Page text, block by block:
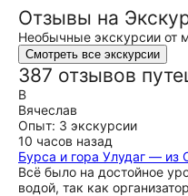
Отзывы на
Необычные экскурсии от
Смотреть все экскурсии
387 отзывов
В
Вячеслав
Опыт: 3 экскурсии
10 часов назад
Бурса и гора Улудаг — из
Всё было на достойное
водой, так как